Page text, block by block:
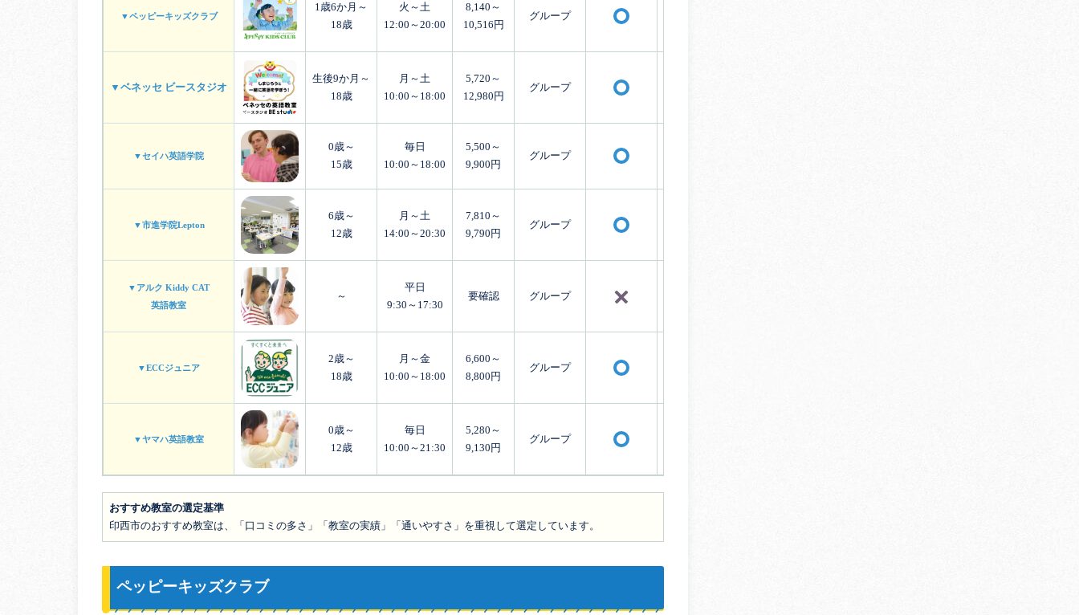
▼ペッピーキッズクラブ
1歳6か月～
18歳
火～土
12:00～20:00
8,140～
10,516円
グループ
▼ベネッセ ビースタジオ
生後9か月～
18歳
月～土
10:00～18:00
5,720～
12,980円
グループ
▼セイハ英語学院
0歳～
15歳
毎日
10:00～18:00
5,500～
9,900円
グループ
▼市進学院Lepton
6歳～
12歳
月～土
14:00～20:30
7,810～
9,790円
グループ
▼アルク Kiddy CAT
英語教室
～
平日
9:30～17:30
要確認 グループ
▼ECCジュニア
2歳～
18歳
月～金
10:00～18:00
6,600～
8,800円
グループ
▼ヤマハ英語教室
0歳～
12歳
毎日
10:00～21:30
5,280～
9,130円
グループ
おすすめ教室の選定基準
印西市のおすすめ教室は、「口コミの多さ」「教室の実績」「通いやすさ」を重視して選定しています。
ペッピーキッズクラブ